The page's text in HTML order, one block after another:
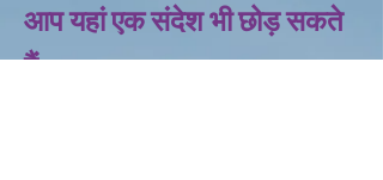
आप यहां एक संदेश भी छोड़ सकते
हैं: